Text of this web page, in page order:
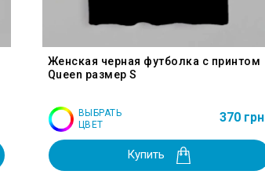
Женская черная футболка с принтом
Queen размер S
ВЫБРАТЬ
ЦВЕТ
370 грн
Купить